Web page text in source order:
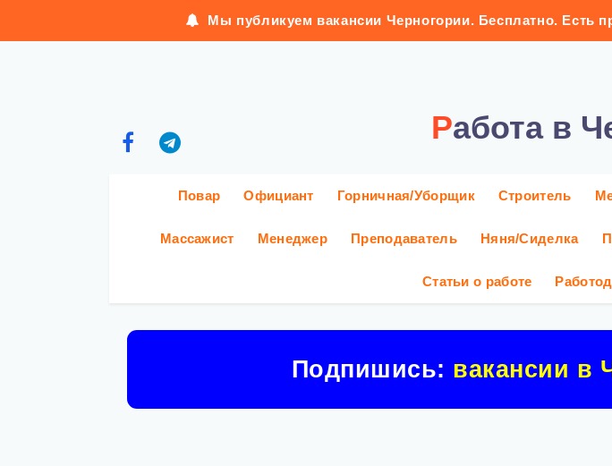
Мы публикуем вакансии Черногории. Бесплатно. Есть
Работа в
Повар Официант Горничная/Уборщик Строитель
Массажист Менеджер Преподаватель Няня/Сиделка
Статьи о работе
Подпишись: вакансии в